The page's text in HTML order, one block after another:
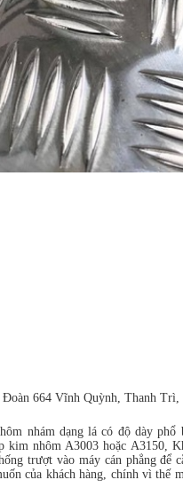
664 Vĩnh Quỳnh, Thanh Trì,
nhám dạng lá có độ dày
kim nhôm A3003 hoặc A3150,
trượt vào máy cán phẳng để
của khách hàng, chính vì thế